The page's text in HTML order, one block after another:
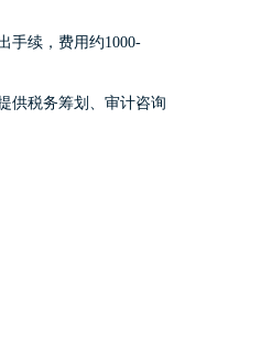
手续，费用约1000-
供税务筹划、审计咨询